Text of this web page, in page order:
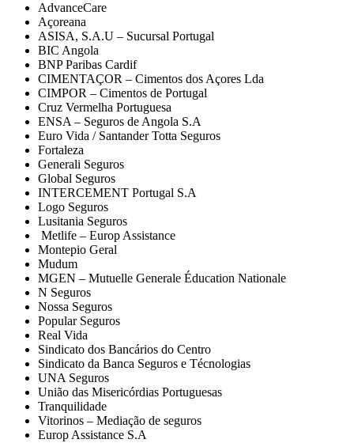
AdvanceCare
Açoreana
ASISA, S.A.U – Sucursal Portugal
BIC Angola
BNP Paribas Cardif
CIMENTAÇOR – Cimentos dos Açores Lda
CIMPOR – Cimentos de Portugal
Cruz Vermelha Portuguesa
ENSA – Seguros de Angola S.A
Euro Vida / Santander Totta Seguros
Fortaleza
Generali Seguros
Global Seguros
INTERCEMENT Portugal S.A
Logo Seguros
Lusitania Seguros
Metlife – Europ Assistance
Montepio Geral
Mudum
MGEN – Mutuelle Generale Éducation Nationale
N Seguros
Nossa Seguros
Popular Seguros
Real Vida
Sindicato dos Bancários do Centro
Sindicato da Banca Seguros e Técnologias
UNA Seguros
União das Misericórdias Portuguesas
Tranquilidade
Vitorinos – Mediação de seguros
Europ Assistance S.A